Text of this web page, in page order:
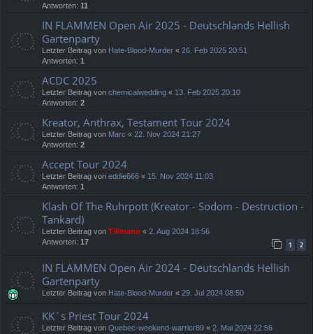
Antworten: 11
IN FLAMMEN Open Air 2025 - Deutschlands Hellish
Gartenparty
Letzter Beitrag von Hate-Blood-Murder « 26. Feb 2025 20:51
Antworten: 1
ACDC 2025
Letzter Beitrag von chemicalwedding « 13. Feb 2025 20:10
Antworten: 2
Kreator, Anthrax, Testament Tour 2024
Letzter Beitrag von Marc « 22. Nov 2024 21:27
Antworten: 2
Accept Tour 2024
Letzter Beitrag von eddie666 « 15. Nov 2024 11:03
Antworten: 1
Klash Of The Ruhrpott (Kreator - Sodom - Destruction -
Tankard)
Letzter Beitrag von Tillmann « 2. Aug 2024 18:56
Antworten: 17 1 2
IN FLAMMEN Open Air 2024 - Deutschlands Hellish
Gartenparty
Letzter Beitrag von Hate-Blood-Murder « 29. Jul 2024 08:50
KK`s Priest Tour 2024
Letzter Beitrag von Quebec-weekend-warrior89 « 2. Mai 2024 22:56